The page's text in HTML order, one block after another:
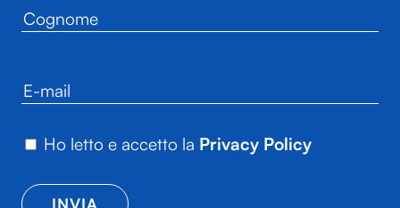
Ho letto e accetto la Privacy Policy